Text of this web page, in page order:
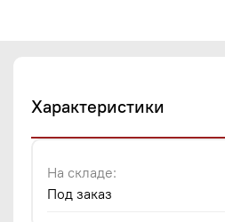
Характеристики
На складе:
Под заказ